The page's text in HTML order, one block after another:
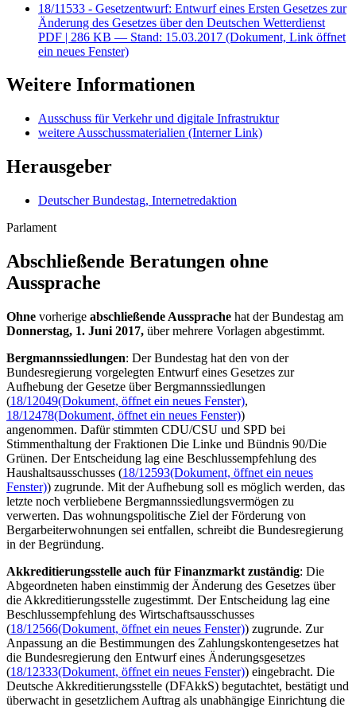
18/11533 - Gesetzentwurf: Entwurf eines Ersten Gesetzes zur
Änderung des Gesetzes über den Deutschen Wetterdienst
PDF | 286 KB — Stand: 15.03.2017 (Dokument, Link öffnet
ein neues Fenster)
Weitere Informationen
Ausschuss für Verkehr und digitale Infrastruktur
weitere Ausschussmaterialien (Interner Link)
Herausgeber
Deutscher Bundestag, Internetredaktion
Parlament
Abschließende Beratungen ohne
Aussprache
Ohne vorherige abschließende Aussprache hat der Bundestag am
Donnerstag, 1. Juni 2017, über mehrere Vorlagen abgestimmt.
Bergmannssiedlungen: Der Bundestag hat den von der
Bundesregierung vorgelegten Entwurf eines Gesetzes zur
Aufhebung der Gesetze über Bergmannssiedlungen
(18/12049(Dokument, öffnet ein neues Fenster),
18/12478(Dokument, öffnet ein neues Fenster))
angenommen. Dafür stimmten CDU/CSU und SPD bei
Stimmenthaltung der Fraktionen Die Linke und Bündnis 90/Die
Grünen. Der Entscheidung lag eine Beschlussempfehlung des
Haushaltsausschusses (18/12593(Dokument, öffnet ein neues
Fenster)) zugrunde. Mit der Aufhebung soll es möglich werden, das
letzte noch verbliebene Bergmannssiedlungsvermögen zu
verwerten. Das wohnungspolitische Ziel der Förderung von
Bergarbeiterwohnungen sei entfallen, schreibt die Bundesregierung
in der Begründung.
Akkreditierungsstelle auch für Finanzmarkt zuständig: Die
Abgeordneten haben einstimmig der Änderung des Gesetzes über
die Akkreditierungsstelle zugestimmt. Der Entscheidung lag eine
Beschlussempfehlung des Wirtschaftsausschusses
(18/12566(Dokument, öffnet ein neues Fenster)) zugrunde. Zur
Anpassung an die Bestimmungen des Zahlungskontengesetzes hat
die Bundesregierung den Entwurf eines Änderungsgesetzes
(18/12333(Dokument, öffnet ein neues Fenster)) eingebracht. Die
Deutsche Akkreditierungsstelle (DFAkkS) begutachtet, bestätigt und
überwacht in gesetzlichem Auftrag als unabhängige Einrichtung die